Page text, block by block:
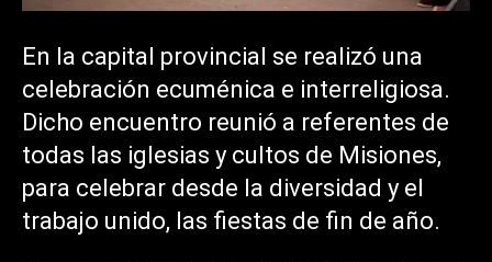
En la capital provincial se realizó una
celebración ecuménica e interreligiosa.
Dicho encuentro reunió a referentes de
todas las iglesias y cultos de Misiones,
para celebrar desde la diversidad y el
trabajo unido, las fiestas de fin de año.